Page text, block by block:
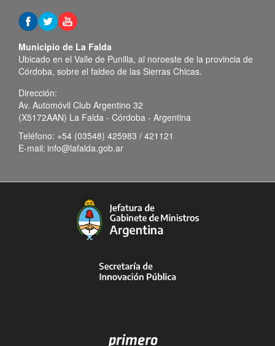
Municipio de La Falda
Ubicado en el Valle de Punilla, al noroeste de la provincia de
Córdoba, sobre el faldeo de las Sierras Chicas.
Dirección:
Av. Automóvil Club Argentino 32
(X5172AAN) La Falda - Córdoba - Argentina
Teléfono: +54 (03548) 425983 / 421121
E-mail: info@lafalda.gob.ar